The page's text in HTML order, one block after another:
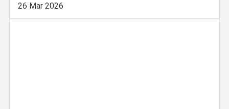
26 Mar 2026